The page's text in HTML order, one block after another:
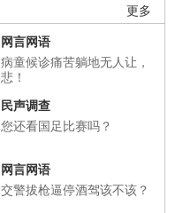
更多
网言网语
病童候诊痛苦躺地无人让，
悲！
民声调查
您还看国足比赛吗？
网言网语
交警拔枪逼停酒驾该不该？